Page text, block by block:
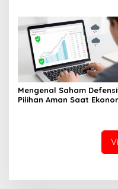
Mengenal Saham
Pilihan Aman Saat